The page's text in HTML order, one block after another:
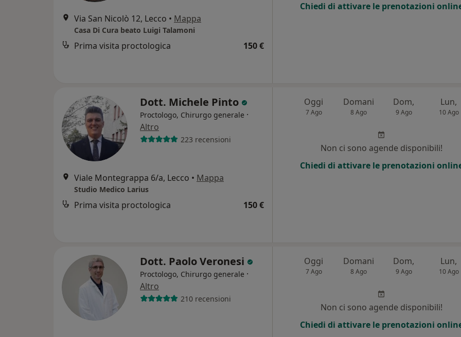
Via San Nicolò 12, Lecco • Mappa
Casa Di Cura beato Luigi Talamoni
Prima visita proctologica 150 €
Chiedi di attivare le prenotazioni
Dott. Michele Pinto
Proctologo, Chirurgo generale ·
Altro
223 recensioni
Viale Montegrappa 6/a, Lecco • Mappa
Studio Medico Larius
Prima visita proctologica 150 €
Oggi
7 Ago
Domani
8 Ago
Dom,
9 Ago
Lun,
10 Ago
Non ci sono agende disponibili!
Chiedi di attivare le prenotazioni
Dott. Paolo Veronesi
Proctologo, Chirurgo generale ·
Altro
210 recensioni
Oggi
7 Ago
Domani
8 Ago
Dom,
9 Ago
Lun,
10 Ago
Non ci sono agende disponibili!
Chiedi di attivare le prenotazioni